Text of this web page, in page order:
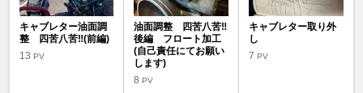
キャブレター油面調
整 四苦八苦‼️(前編)
13 PV
油面調整 四苦八苦‼️
後編 フロート加工
(自己責任にてお願い
します)
8PV
キャブレター取り外
し
7 PV